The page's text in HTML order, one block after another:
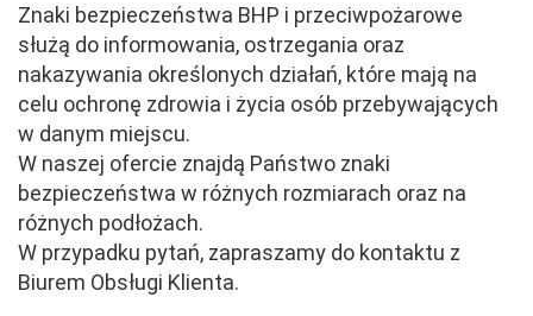
Znaki bezpieczeństwa BHP i przeciwpożarowe
służą do informowania, ostrzegania oraz
nakazywania określonych działań, które mają na
celu ochronę zdrowia i życia osób przebywających
w danym miejscu.
W naszej ofercie znajdą Państwo znaki
bezpieczeństwa w różnych rozmiarach oraz na
różnych podłożach.
W przypadku pytań, zapraszamy do kontaktu z
Biurem Obsługi Klienta.